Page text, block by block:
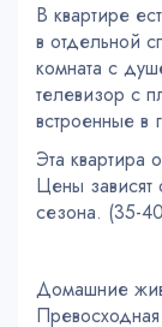
В квартире
в отдельной
комната с
телевизор с
встроенные в
Эта квартира
Цены зависят
сезона. (35-
Домашние